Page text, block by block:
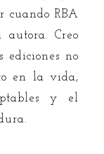
cuando RBA
Creo
ediciones no
en la vida,
y el